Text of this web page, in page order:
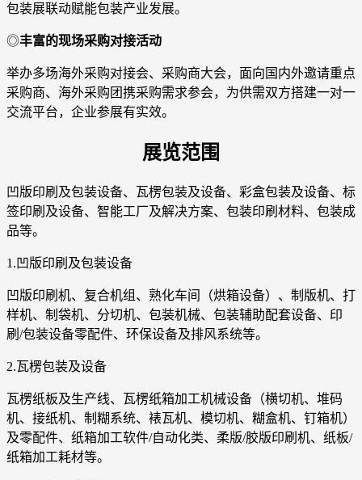
包装展联动赋能包装产业发展。
◎丰富的现场采购对接活动
举办多场海外采购对接会、采购商大会，面向国内外邀请重点
采购商、海外采购团携采购需求参会，为供需双方搭建一对一
交流平台，企业参展有实效。
展览范围
凹版印刷及包装设备、瓦楞包装及设备、彩盒包装及设备、标
签印刷及设备、智能工厂及解决方案、包装印刷材料、包装成
品等。
1.凹版印刷及包装设备
凹版印刷机、复合机组、熟化车间（烘箱设备）、制版机、打
样机、制袋机、分切机、包装机械、包装辅助配套设备、印
刷/包装设备零配件、环保设备及排风系统等。
2.瓦楞包装及设备
瓦楞纸板及生产线、瓦楞纸箱加工机械设备（横切机、堆码
机、接纸机、制糊系统、裱瓦机、模切机、糊盒机、钉箱机）
及零配件、纸箱加工软件/自动化类、柔版/胶版印刷机、纸板/
纸箱加工耗材等。